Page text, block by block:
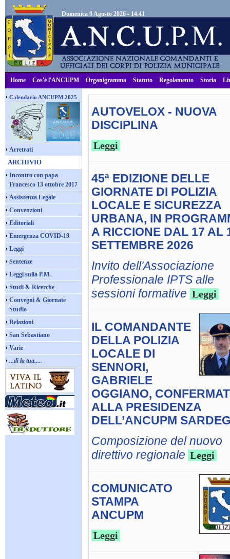
Domenica 9 Agosto 2026 - 14.41
Home Cos'è l'ANCUPM Organigramma Statuto Regolamento Storia
Calendario ANCUPM 2025
Arretrati
ARCHIVIO
Incontro con papa
Francesco 13 ottobre 2017
Assistenza Legale
Convenzioni
Editoriali
Emergenza COVID-19
Leggi
Sentenze
Leggi sulla P.M.
Studi & Ricerche
Convegni & Giornate
Studio
Relazioni
San Sebastiano
Varie
...dì la tua.....
AUTOVELOX - NUOVA
DISCIPLINA
Leggi
45ª EDIZIONE DELLE
GIORNATE DI POLIZIA
LOCALE E SICUREZZA
URBANA, IN
A RICCIONE DAL 17 AL
SETTEMBRE 2026
Invito dell'Associazione
Professionale IPTS alle
sessioni formative Leggi
IL COMANDANTE
DELLA POLIZIA
LOCALE DI
SENNORI,
GABRIELE
OGGIANO,
ALLA PRESIDENZA
DELL’ANCUPM
Composizione del nuovo
direttivo regionale Leggi
COMUNICATO
STAMPA
ANCUPM
Leggi